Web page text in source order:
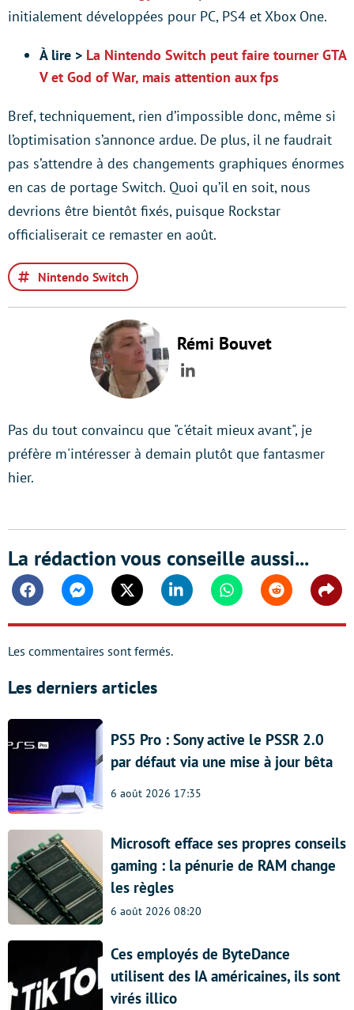
initialement développées pour PC, PS4 et Xbox One.
À lire > La Nintendo Switch peut faire tourner GTA
V et God of War, mais attention aux fps
Bref, techniquement, rien d’impossible donc, même si
l’optimisation s’annonce ardue. De plus, il ne faudrait
pas s’attendre à des changements graphiques énormes
en cas de portage Switch. Quoi qu’il en soit, nous
devrions être bientôt fixés, puisque Rockstar
officialiserait ce remaster en août.
Nintendo Switch
Rémi Bouvet
LinkedIn
Pas du tout convaincu que "c'était mieux avant", je
préfère m'intéresser à demain plutôt que fantasmer
hier.
La rédaction vous conseille aussi...
FacebookMessengerTwitter Linkedin WhatsappReddit
Les commentaires sont fermés.
Les derniers articles
PS5 Pro : Sony active le PSSR 2.0
par défaut via une mise à jour bêta
6 août 2026 17:35
Microsoft efface ses propres conseils
gaming : la pénurie de RAM change
les règles
6 août 2026 08:20
Ces employés de ByteDance
utilisent des IA américaines, ils sont
virés illico